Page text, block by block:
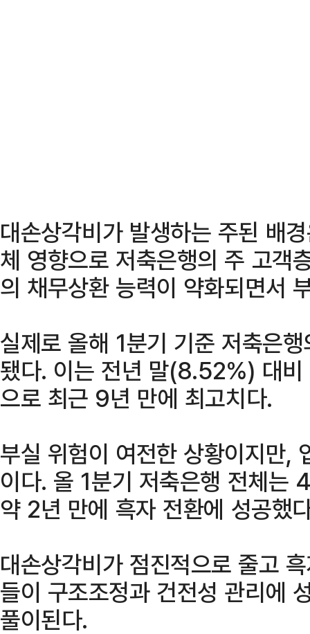
대손상각비가 발생하는 주된 배
체 영향으로 저축은행의 주 고객
의 채무상환 능력이 약화되면서
실제로 올해 1분기 기준 저축은
됐다. 이는 전년 말(8.52%) 대
으로 최근 9년 만에 최고치다.
부실 위험이 여전한 상황이지만,
이다. 올 1분기 저축은행 전체는
약 2년 만에 흑자 전환에 성공했
대손상각비가 점진적으로 줄고
들이 구조조정과 건전성 관리에
풀이된다.